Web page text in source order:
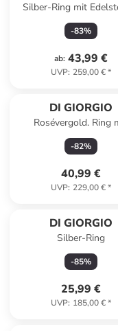
Silber-Ring mit
-83%
ab: 43,99 €
UVP: 259,00 €*
DI GIORGIO
Rosévergold. Ring
Edelsteinen
-82%
40,99 €
UVP: 229,00 €*
DI GIORGIO
Silber-Ring
-85%
25,99 €
UVP: 185,00 €*